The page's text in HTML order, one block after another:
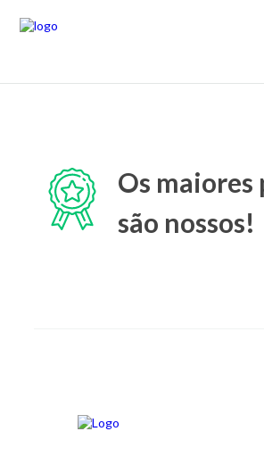
Os maiores
são nossos!